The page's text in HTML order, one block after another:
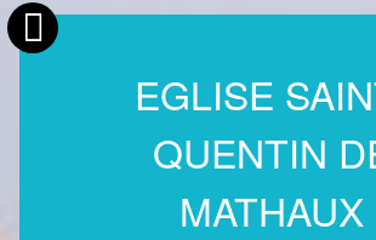
EGLISE
QUENTIN
MATHAUX